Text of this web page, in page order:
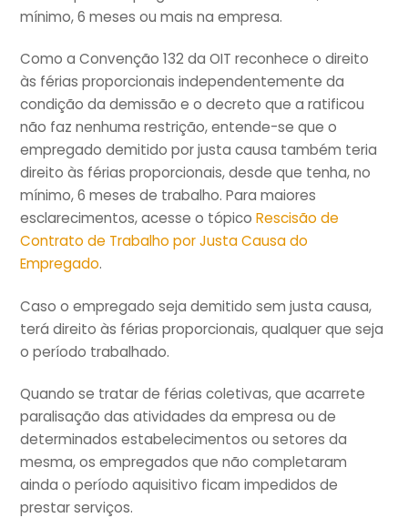
mínimo, 6 meses ou mais na empresa.
Como a Convenção 132 da OIT reconhece o direito
às férias proporcionais independentemente da
condição da demissão e o decreto que a ratificou
não faz nenhuma restrição, entende-se que o
empregado demitido por justa causa também teria
direito às férias proporcionais, desde que tenha, no
mínimo, 6 meses de trabalho. Para maiores
esclarecimentos, acesse o tópicoRescisão de
Contrato de Trabalho por Justa Causa do
Empregado.
Caso o empregado seja demitido sem justa causa,
terá direito às férias proporcionais, qualquer que seja
o período trabalhado.
Quando se tratar de férias coletivas, que acarrete
paralisação das atividades da empresa ou de
determinados estabelecimentos ou setores da
mesma, os empregados que não completaram
ainda o período aquisitivo ficam impedidos de
prestar serviços.